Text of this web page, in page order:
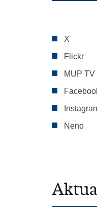
X
Flickr
MUP TV
Neno